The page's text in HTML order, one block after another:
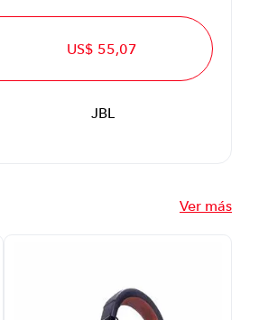
US$ 55,07
JBL
Ver más